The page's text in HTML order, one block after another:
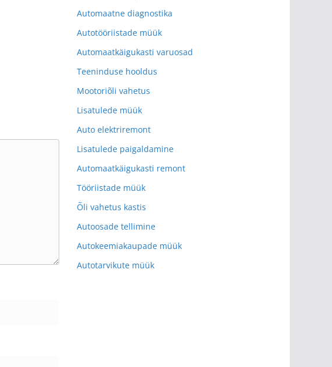
Automaatne diagnostika
Autotööriistade müük
Automaatkäigukasti varuosad
Teeninduse hooldus
Mootoriõli vahetus
Lisatulede müük
Auto elektriremont
Lisatulede paigaldamine
Automaatkäigukasti remont
Tööriistade müük
Õli vahetus kastis
Autoosade tellimine
Autokeemiakaupade müük
Autotarvikute müük